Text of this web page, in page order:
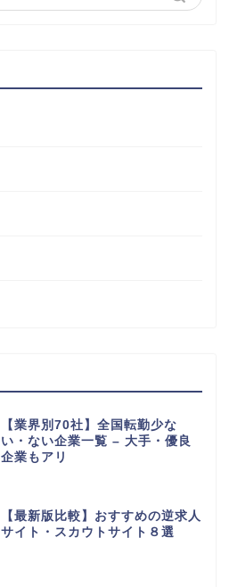
【業界別70社】全国転勤少な
い・ない企業一覧 – 大手・優良
企業もアリ
【最新版比較】おすすめの逆求人
サイト・スカウトサイト８選